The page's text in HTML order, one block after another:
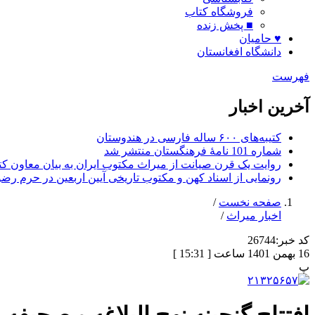
فروشگاه کتاب
■ پخش زنده
♥ حامیان
دانشگاه افغانستان
فهرست
آخرین اخبار
کتیبه‌های ۶۰۰ ساله فارسی در هندوستان
شماره 101 نامۀ فرهنگستان منتشر شد
روایت یک قرن صیانت از میراث مکتوب ایران به بیان معاون
رونمایی از اسناد کهن و مکتوب تاریخی آیین اربعین در حرم
صفحه نخست /
اخبار میراث /
کد خبر:26744
16 بهمن 1401 ساعت [ 15:31 ]
پ